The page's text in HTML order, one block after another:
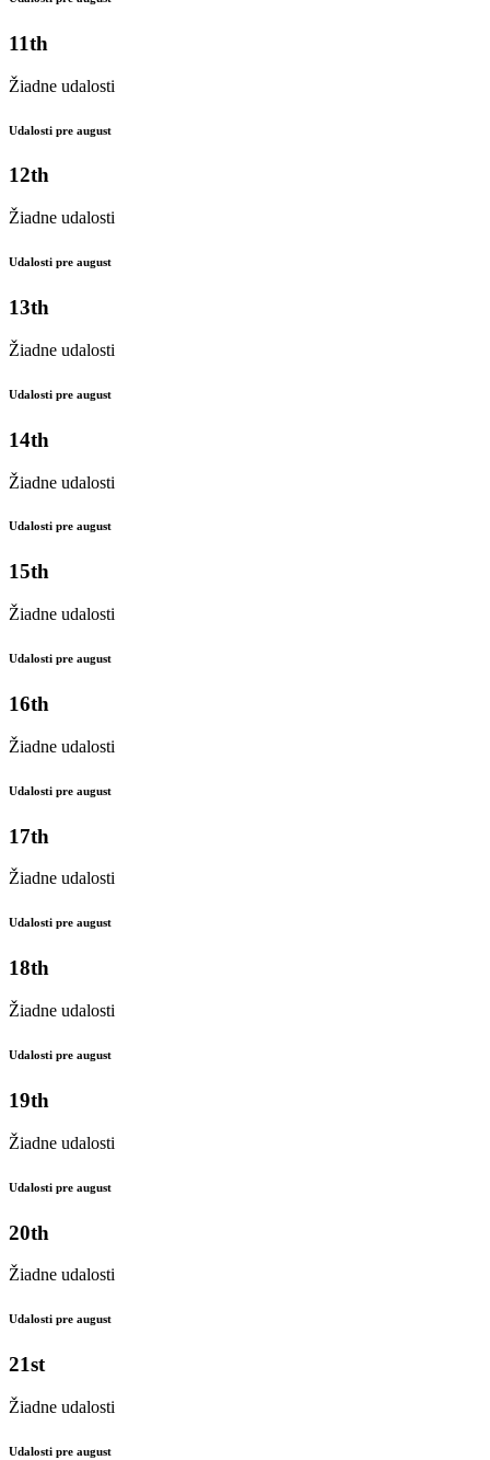
11th
Žiadne udalosti
Udalosti pre august
12th
Žiadne udalosti
Udalosti pre august
13th
Žiadne udalosti
Udalosti pre august
14th
Žiadne udalosti
Udalosti pre august
15th
Žiadne udalosti
Udalosti pre august
16th
Žiadne udalosti
Udalosti pre august
17th
Žiadne udalosti
Udalosti pre august
18th
Žiadne udalosti
Udalosti pre august
19th
Žiadne udalosti
Udalosti pre august
20th
Žiadne udalosti
Udalosti pre august
21st
Žiadne udalosti
Udalosti pre august